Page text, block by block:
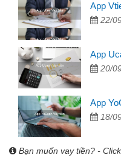
App
22/
App
20/
App
18/
Bạn muốn vay tiền? -